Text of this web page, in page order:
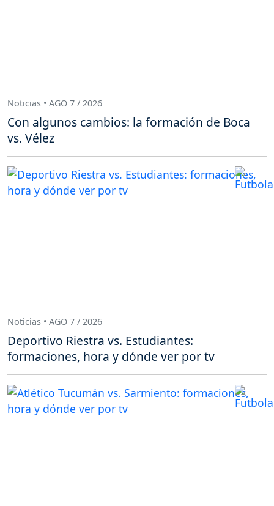
Noticias • AGO 7 / 2026
Con algunos cambios: la formación de Boca
vs. Vélez
Noticias • AGO 7 / 2026
Deportivo Riestra vs. Estudiantes:
formaciones, hora y dónde ver por tv